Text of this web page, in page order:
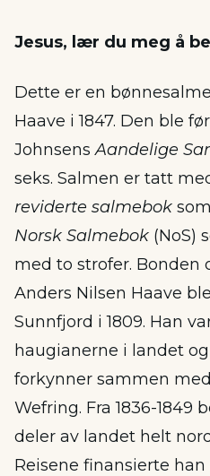
Jesus, lær du meg å
Dette er en
Haave i 1847. Den ble
JohnsensAandelige
seks. Salmen er tatt
reviderte salmebok
Norsk Salmebok (NoS)
med to strofer. Bonden
Anders Nilsen Haave
Sunnfjord i 1809. Han
haugianerne i landet
forkynner sammen
Wefring. Fra 1836-1849
deler av landet helt
Reisene finansierte